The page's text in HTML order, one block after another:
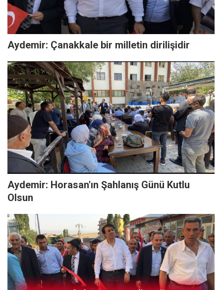
Aydemir: Çanakkale bir milletin dirilişidir
Aydemir: Horasan'ın Şahlanış Günü Kutlu
Olsun